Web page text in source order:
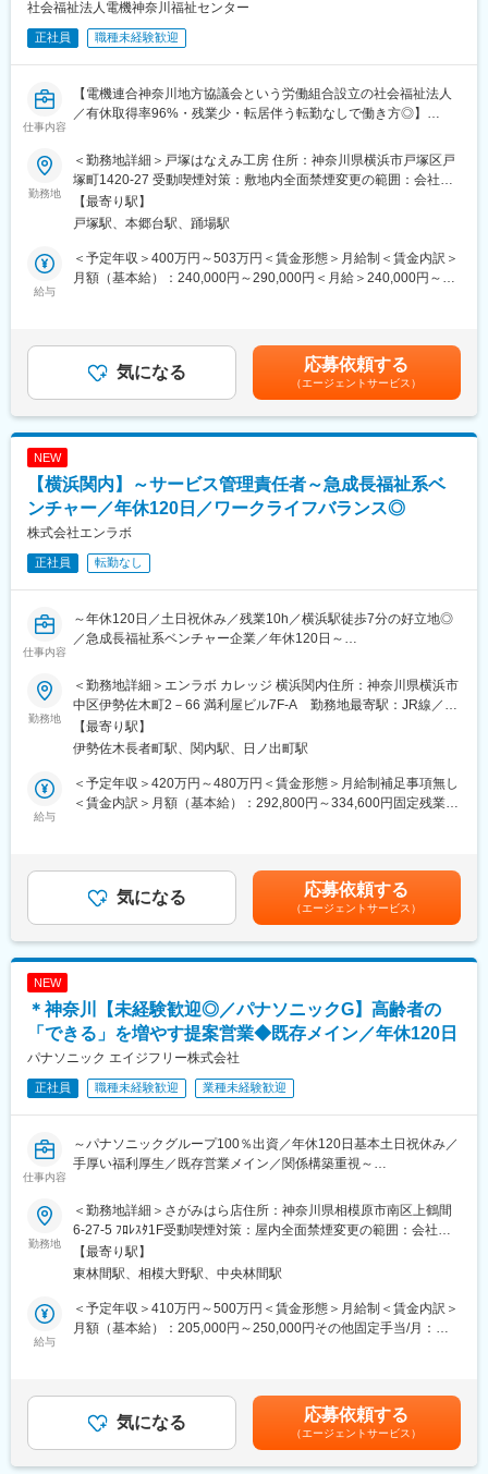
発達障害のある方の強みに着目し、一人ひとりが自分らしく働け
る社会の実現を目指してきました。これまでの就労支援実績は
そんな想いを持った仲間が集まり、日々新たな挑戦を続けていま
す。
変更の範囲：会社の定める業務
■特徴・魅力：
■モデル年収・キャリアパス：
・チーフ：480万円-550万円
・事業統括責任者：550万円～
■リワークプログラムとは：
ミライエで目指すリワークは「復職の不安を安心に変える場所」
です。
生活リズムの再構築と段階的な負荷調整
医療機関・企業との連携体制
など、以上のプラグラムからメンタルケアのプロが復職までサポ
■当社について：
た人につながる、関わりあいをリードしていきたいという思いを
コンセプトに事業を展開して参ります。
就労移行支援事業所ミライエでは単に就職を目標とする支援では
た支援を行います。
また、ご利用者様が求められる場や必要とされる場でご自身の能
頂きます。
社会福祉法人電機神奈川福祉センター
正社員 職種未経験歓迎
仕事内容
【電機連合神奈川地方協議会という労働組合設立の社会福祉法人
／有休取得率96%・残業少・転居伴う転勤なしで働き方◎】
■職務概要：
主な担当職務は、障害者自立支援のための『作業指導・生活支
援・相談業務・就労支援』です。
【具体的な業務内容】
▼利用者が就職に向けた技術を身に着けるためのプログラムの作
成
▼事業所内での就労訓練（座学、作業、進捗確認のための面談）
にマッチング
▼就職先企業への見学、体験実習等のコーディネート
▼企業訪問など利用者が就職した後の定期フォロー など
【１日の流れ】
8:45 出勤
9:00 利用者の受け入れ対応
9:30 利用者の作業開始
12:00 昼休み
12:45 利用者の就職予定先企業へ同行し、見学や体験の段取り等
15:00 利用者との個別面談
はじめは先輩同席のもと、目標管理や利用者からの
ご相談に対応します。
16:00 作業内容や訪問の記録の入力、個別支援計画の作成
17:15 終業
残業はほとんどなく、多くの職員が定時で退勤しています。
の業務を1つずつ着実に覚えていけます。研修等も万全のため、福
祉業界未経験の方でも安心して就業できさらなるスキルアップや
■研修制度：
営を学ぶマネジメント研修等、階層別に多様なメニューがありま
す。
・土日祝休み
・残業月6H程度
変更の範囲：会社の定める業務
勤務地
＜勤務地詳細＞戸塚はなえみ工房 住所：神奈川県横浜市戸塚区戸
塚町1420-27 受動喫煙対策：敷地内全面禁煙変更の範囲：会社の
定める事業所
【最寄り駅】
戸塚駅、本郷台駅、踊場駅
給与
＜予定年収＞400万円～503万円＜賃金形態＞月給制＜賃金内訳＞
月額（基本給）：240,000円～290,000円＜月給＞240,000円～
～5,000円（複数保有の場合は10,000円上限）支給されます。表
彰金制度有り住宅手当制度:有（賃貸：14,000円、持家：10,000円
※持分割合による）賃金はあくまでも目安の金額であり、選考を通
じて上下する可能性があります。月給(月額)は固定手当を含めた表
記です。
気になる 応募依頼する
（エージェントサービス）
NEW
【横浜関内】～サービス管理責任者～急成長福祉系ベ
ンチャー／年休120日／ワークライフバランス◎
株式会社エンラボ
正社員 転勤なし
仕事内容
～年休120日／土日祝休み／残業10h／横浜駅徒歩7分の好立地◎
／急成長福祉系ベンチャー企業／年休120日～
自立訓練事業を運営／「誰もが自信を持てる社会を作る」の理念
のもと、人が成長する仕組みや環境を社会作りを目指していま
す。
■業務概要：発達凸凹で困っている方に対し"自分探し"と"人付き合
い"のサポートを行っています。
自立訓練事業所にて、障害のある利用者に対し、個別支援計画の
■業務詳細：
株式会社エンラボは「誰もが自信を持てる社会をつくる」を理念
サービス管理責任者として、
・利用者支援全体のマネジメント
・個別支援計画の作成／更新
・アセスメント／モニタリング／サービス担当者会議の実施
・支援記録の確認・指導 などを行います。
■利用者の方／1日の流れ（9時30分：開所～16時：閉所までの流
9時30分：開所
10時～12時：プログラム
12時～13時：お昼
13時～：プログラム ／14時30分～：振り返り
15時～：放課後
16時：閉所
立を目指した支援を行っています。
ご自身の困りごとのきっかけとなっている障害特性によるアンバ
ランスさを知り、対処法を見つけ、自分の力で環境調整ができる
勤務地
＜勤務地詳細＞エンラボ カレッジ 横浜関内住所：神奈川県横浜市
中区伊勢佐木町2－66 満利屋ビル7F-A 勤務地最寄駅：JR線／関
内駅受動喫煙対策：屋内全面禁煙変更の範囲：会社の定める事業
所
【最寄り駅】
伊勢佐木長者町駅、関内駅、日ノ出町駅
給与
＜予定年収＞420万円～480万円＜賃金形態＞月給制補足事項無し
＜賃金内訳＞月額（基本給）：292,800円～334,600円固定残業手
＞■昇給：有 会社の定める基準に準拠した賃金改定により降給・
据え置きを含む賃金はあくまでも目安の金額であり、選考を通じ
て上下する可能性があります。月給(月額)は固定手当を含めた表記
です。
気になる 応募依頼する
（エージェントサービス）
NEW
＊神奈川【未経験歓迎◎／パナソニックG】高齢者の
「できる」を増やす提案営業◆既存メイン／年休120日
パナソニック エイジフリー株式会社
正社員 職種未経験歓迎 業種未経験歓迎
仕事内容
～パナソニックグループ100％出資／年休120日基本土日祝休み／
手厚い福利厚生／既存営業メイン／関係構築重視～
業をお任せします。
担当エリアのケアマネジャーとの信頼関係を築きながら、介護を
必要とする方々の生活を支える提案営業です。
既存顧客の引き継ぎを起点に、新商品のご案内を通じて関係を深
め、日々の丁寧なコミュニケーションで信頼を獲得。ケアマネジ
ャーからのご紹介を広げながら、自身の活動領域を拡大していき
携を通じて最適な商品・サービスを届けられることが、この仕事
の大きなやりがいです。単なる営業にとどまらず、地域の介護を
支える社会貢献性の高い役割を担えます。
勤務地
＜勤務地詳細＞さがみはら店住所：神奈川県相模原市南区上鶴間
6-27-5 ﾌﾛﾚｽﾀ1F受動喫煙対策：屋内全面禁煙変更の範囲：会社の
定める事業所
【最寄り駅】
東林間駅、相模大野駅、中央林間駅
給与
＜予定年収＞410万円～500万円＜賃金形態＞月給制＜賃金内訳＞
月額（基本給）：205,000円～250,000円その他固定手当/月：
下する可能性があります。月給(月額)は固定手当を含めた表記で
す。
気になる 応募依頼する
（エージェントサービス）